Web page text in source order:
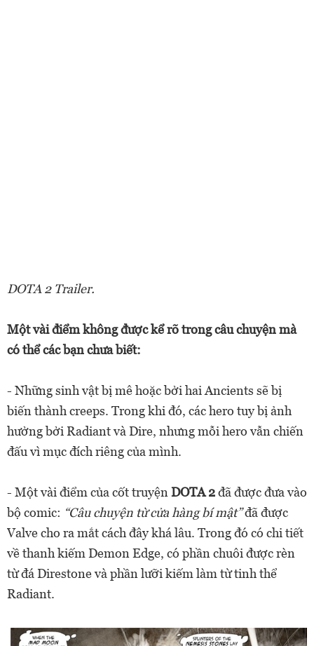
DOTA 2 Trailer.
Một vài điểm không được kể rõ trong câu chuyện mà
có thể các bạn chưa biết:
- Những sinh vật bị mê hoặc bởi hai Ancients sẽ bị
biến thành creeps. Trong khi đó, các hero tuy bị ảnh
hưởng bởi Radiant và Dire, nhưng mỗi hero vẫn chiến
đấu vì mục đích riêng của mình.
- Một vài điểm của cốt truyệnDOTA 2đã được đưa vào
bộ comic: “Câu chuyện từ cửa hàng bí mật”đã được
Valve cho ra mắt cách đây khá lâu. Trong đó có chi tiết
về thanh kiếm Demon Edge, có phần chuôi được rèn
từ đá Direstone và phần lưỡi kiếm làm từ tinh thể
Radiant.